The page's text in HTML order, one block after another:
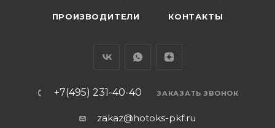
ПРОИЗВОДИТЕЛИ КОНТАКТЫ
+7(495) 231-40-40 ЗАКАЗАТЬ ЗВОНОК
zakaz@hotoks-pkf.ru